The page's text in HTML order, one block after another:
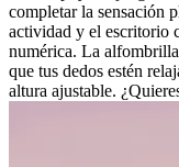
completar la sensación
actividad y el escritorio
numérica. La
que tus dedos estén
altura ajustable.